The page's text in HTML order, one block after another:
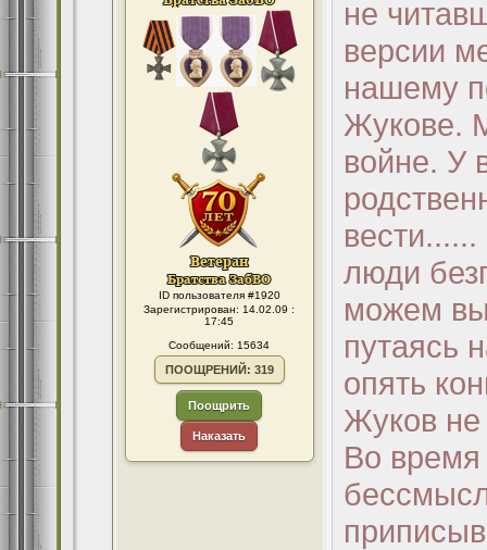
ID пользователя #1920
Зарегистрирован: 14.02.09 :
17:45
Сообщений: 15634
ПООЩРЕНИЙ: 319
Поощрить
Наказать
не
версии
нашему
Жукове.
войне. У
люди
можем
путаясь
опять
Жуков не
Во